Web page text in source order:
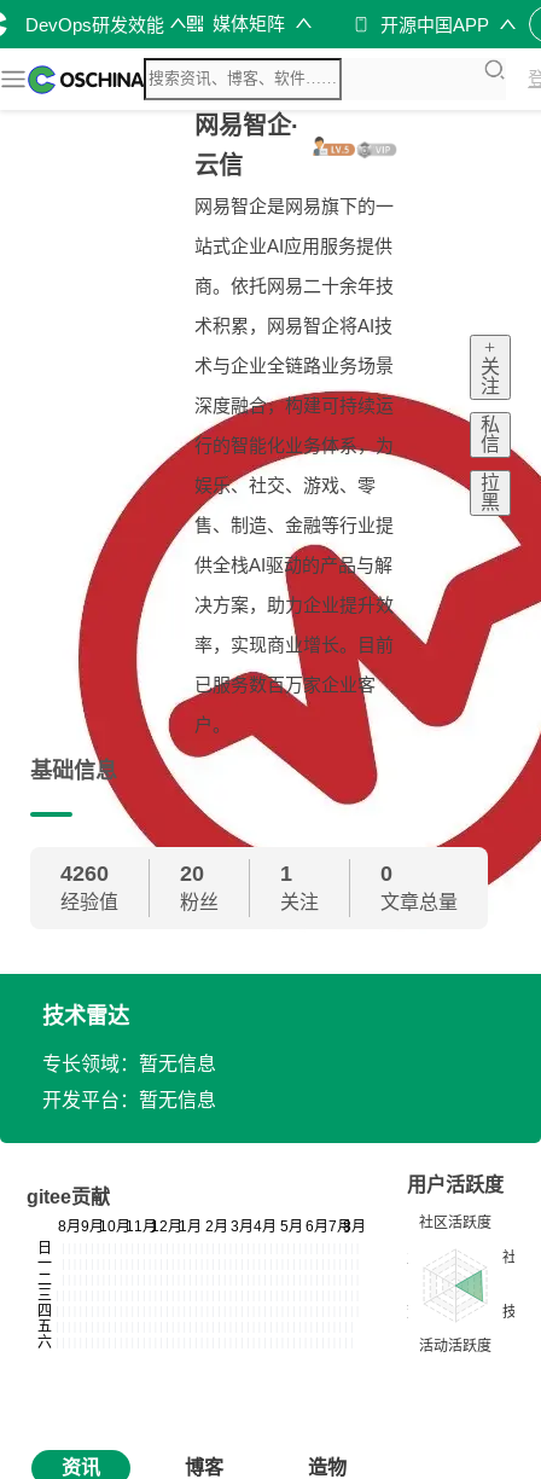
DevOps研发效能 媒体矩阵 开源中国APP
网易智企·
云信
网易智企是网易旗下的一
站式企业AI应用服务提供
商。依托网易二十余年技
术积累，网易智企将AI技
术与企业全链路业务场景
深度融合，构建可持续运
行的智能化业务体系，为
娱乐、社交、游戏、零
售、制造、金融等行业提
供全栈AI驱动的产品与解
决方案，助力企业提升效
率，实现商业增长。目前
已服务数百万家企业客
户。
+
关
注
私
信
拉
黑
基础信息
4260
经验值
20
粉丝
1
关注
0
文章总量
技术雷达
专长领域：暂无信息
开发平台：暂无信息
gitee贡献
用户活跃度
资讯 博客
造物